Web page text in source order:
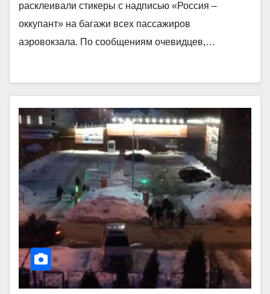
расклеивали стикеры с надписью «Россия –
оккупант» на багажи всех пассажиров
аэровокзала. По сообщениям очевидцев,…